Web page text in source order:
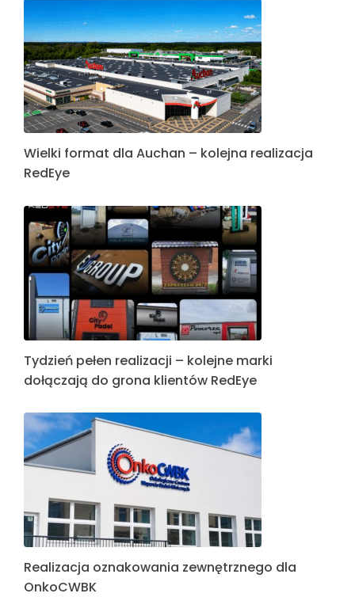
Wielki format dla Auchan – kolejna realizacja
RedEye
Tydzień pełen realizacji – kolejne marki
dołączają do grona klientów RedEye
Realizacja oznakowania zewnętrznego dla
OnkoCWBK